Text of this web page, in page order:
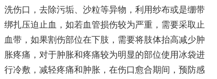
洗伤口，去除污垢、沙粒等异物，利用纱布或是绷带
绑扎压迫止血，如若血管损伤较为严重，需要采取止
血带，如果割伤部位在下肢，需要将肢体抬高减少肿
胀疼痛，对于肿胀和疼痛较为明显的部位使用冰袋进
行冷敷，减轻疼痛和肿胀，在伤口愈合期间，预防感